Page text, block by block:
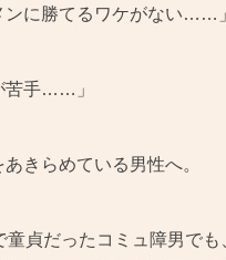
ンに勝てるワケがない……」
苦手……」
あきらめている男性へ。
童貞だったコミュ障男で